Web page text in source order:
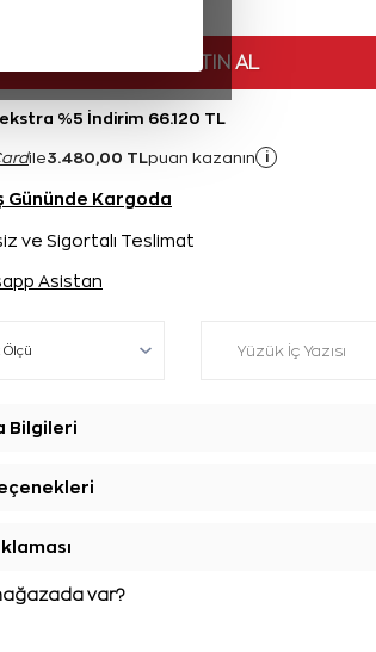
HEMEN SATIN AL
%5 İndirim 66.120 TL
ile3.480,00 TL puan kazanın i
Gününde Kargoda
ve Sigortalı Teslimat
Asistan
Bilgileri
var?